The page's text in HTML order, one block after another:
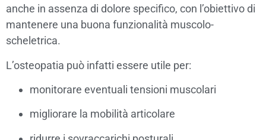
anche in assenza di dolore specifico, con l’obiettivo di
mantenere una buona funzionalità muscolo-
scheletrica.
L’osteopatia può infatti essere utile per:
monitorare eventuali tensioni muscolari
migliorare la mobilità articolare